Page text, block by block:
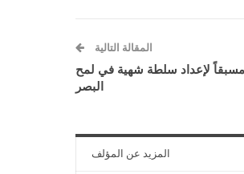
المقالة التالية
لإعداد سلطة شهية في لمح
البصر
المزيد عن المؤلف